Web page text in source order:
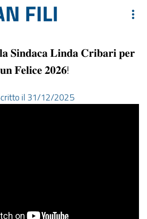
𝐒𝐢𝐧𝐝𝐚𝐜𝐚 𝐋𝐢𝐧𝐝𝐚 𝐂𝐫𝐢𝐛𝐚𝐫𝐢 𝐩𝐞𝐫
𝐮𝐧 𝐅𝐞𝐥𝐢𝐜𝐞 𝟐𝟎𝟐𝟔!
il 31/12/2025